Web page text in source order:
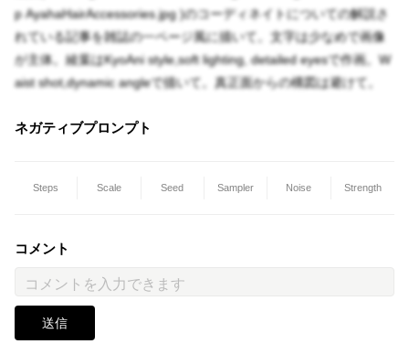
p AyahaHairAccessories.jpg )のコーディネイトについての解説さ
れている記事を雑誌の一ページ風に描いて。文字は少なめで画像
が主体。綾葉はKyoAni style,soft lighting, detailed eyesで作画。W
aist shot,dynamic angleで描いて。真正面からの構図は避けて。
ネガティブプロンプト
Steps Scale Seed Sampler Noise Strength
コメント
送信